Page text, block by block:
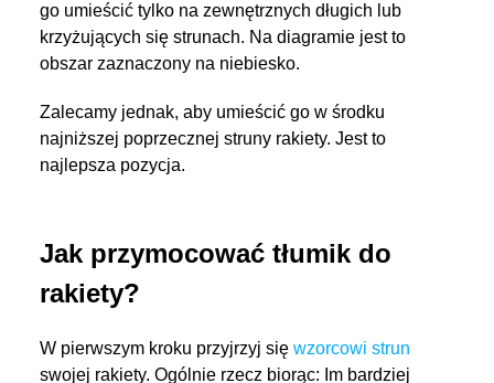
go umieścić tylko na zewnętrznych długich lub
krzyżujących się strunach. Na diagramie jest to
obszar zaznaczony na niebiesko.
Zalecamy jednak, aby umieścić go w środku
najniższej poprzecznej struny rakiety. Jest to
najlepsza pozycja.
Jak przymocować tłumik do
rakiety?
W pierwszym kroku przyjrzyj się wzorcowi strun
swojej rakiety. Ogólnie rzecz biorąc: Im bardziej